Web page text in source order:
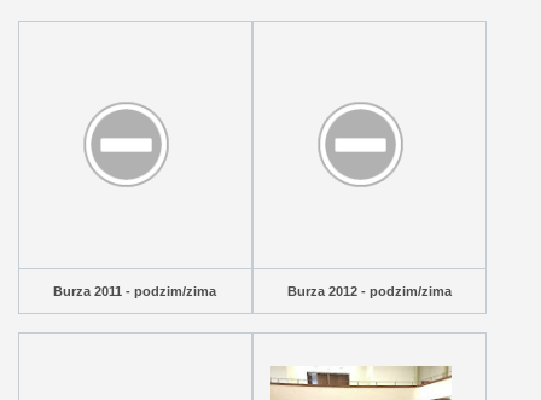
Burza 2011 - podzim/zima Burza 2012 - podzim/zima